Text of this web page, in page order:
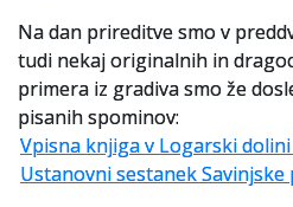
Na dan prireditve smo v
tudi nekaj originalnih in
primera iz gradiva smo že
pisanih spominov:
Vpisna knjiga v Logarski dolini
Ustanovni sestanek Savinjske